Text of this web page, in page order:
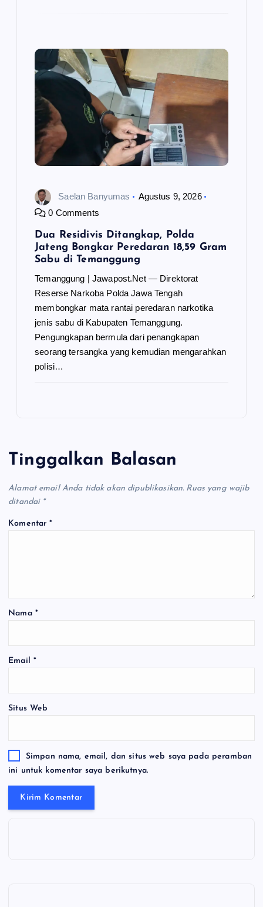
Saelan Banyumas
Agustus 9, 2026
0 Comments
Dua Residivis Ditangkap, Polda
Jateng Bongkar Peredaran 18,59 Gram
Sabu di Temanggung
Temanggung | Jawapost.Net — Direktorat
Reserse Narkoba Polda Jawa Tengah
membongkar mata rantai peredaran narkotika
jenis sabu di Kabupaten Temanggung.
Pengungkapan bermula dari penangkapan
seorang tersangka yang kemudian mengarahkan
polisi…
Tinggalkan Balasan
Alamat email Anda tidak akan dipublikasikan. Ruas yang wajib
ditandai *
Komentar*
Nama *
Email *
Situs Web
Simpan nama, email, dan situs web saya pada peramban
ini untuk komentar saya berikutnya.